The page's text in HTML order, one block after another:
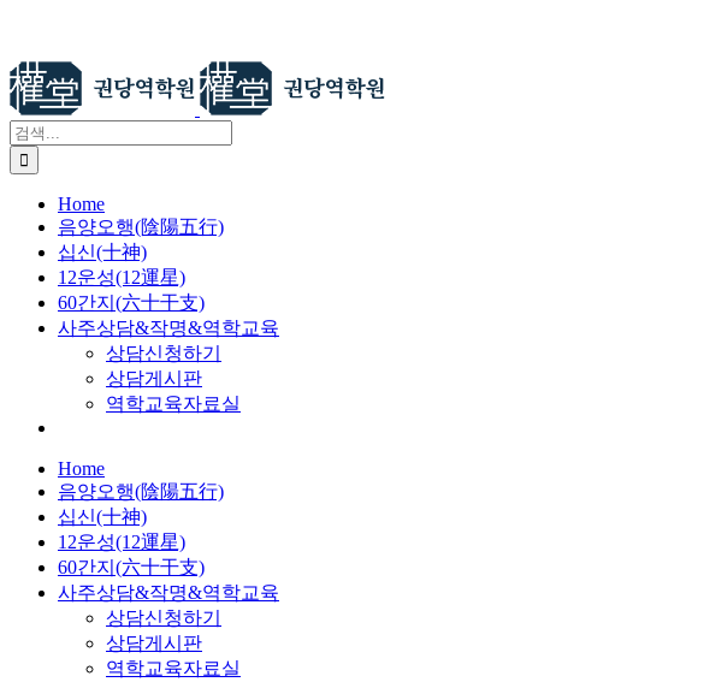
검
색:
Home
음양오행(陰陽五行)
십신(十神)
12운성(12運星)
60간지(六十干支)
사주상담&작명&역학교육
상담신청하기
상담게시판
역학교육자료실
Home
음양오행(陰陽五行)
십신(十神)
12운성(12運星)
60간지(六十干支)
사주상담&작명&역학교육
상담신청하기
상담게시판
역학교육자료실